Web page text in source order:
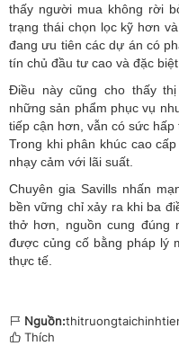
thấy người mua không rời
trạng thái chọn lọc kỹ hơn
đang ưu tiên các dự án có
tín chủ đầu tư cao và đặc
Điều này cũng cho thấy
những sản phẩm phục vụ
tiếp cận hơn, vẫn có sức
Trong khi phân khúc cao
nhạy cảm với lãi suất.
Chuyên gia Savills nhấn
bền vững chỉ xảy ra khi ba
thở hơn, nguồn cung đúng
được củng cố bằng pháp lý
thực tế.
Nguồn:
Thích